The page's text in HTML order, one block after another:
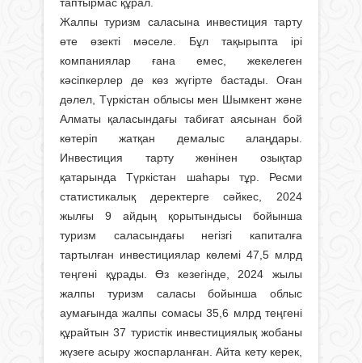
Жалпы туризм саласына инвестиция тарту
өте өзекті мәселе. Бұл тақырыпта ірі
компаниялар ғана емес, жекелеген
кәсіпкерлер де көз жүгірте бастады. Оған
дәлел, Түркістан облысы мен Шымкент және
Алматы қаласындағы табиғат аясынан бой
көтеріп жатқан демалыс алаңдары.
Инвестиция тарту жөнінен озықтар
қатарында Түркістан шаһары тұр. Ресми
статистикалық деректерге сәйкес, 2024
жылғы 9 айдың қорытындысы бойынша
туризм саласындағы негізгі капиталға
тартылған инвестициялар көлемі 47,5 млрд
теңгені құрады. Өз кезегінде, 2024 жылы
жалпы туризм саласы бойынша облыс
аумағында жалпы сомасы 35,6 млрд теңгені
құрайтын 37 туристік инвестициялық жобаны
жүзеге асыру жоспарланған. Айта кету керек,